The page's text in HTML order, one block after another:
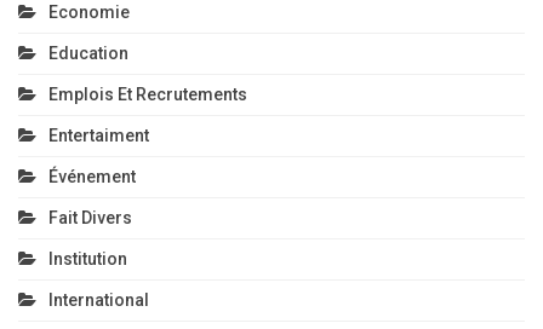
Economie
Education
Emplois Et Recrutements
Entertaiment
Événement
Fait Divers
Institution
International